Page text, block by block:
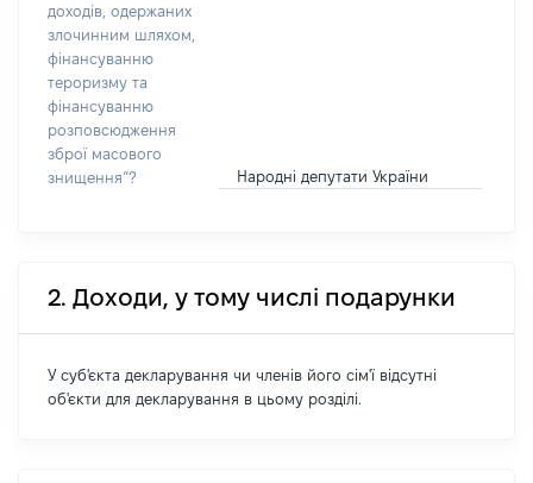
доходів, одержаних
злочинним шляхом,
фінансуванню
тероризму та
фінансуванню
розповсюдження
зброї масового
знищення”?
Народні депутати України
2. Доходи, у тому числі подарунки
У суб'єкта декларування чи членів його сім'ї відсутні
об'єкти для декларування в цьому розділі.